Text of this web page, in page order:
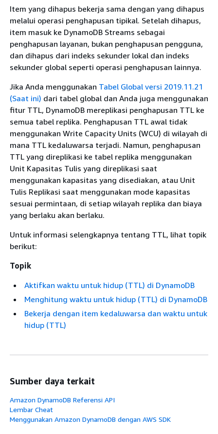
Item yang dihapus bekerja sama dengan yang dihapus
melalui operasi penghapusan tipikal. Setelah dihapus,
item masuk ke DynamoDB Streams sebagai
penghapusan layanan, bukan penghapusan pengguna,
dan dihapus dari indeks sekunder lokal dan indeks
sekunder global seperti operasi penghapusan lainnya.
Jika Anda menggunakan Tabel Global versi 2019.11.21
(Saat ini) dari tabel global dan Anda juga menggunakan
fitur TTL, DynamoDB mereplikasi penghapusan TTL ke
semua tabel replika. Penghapusan TTL awal tidak
menggunakan Write Capacity Units (WCU) di wilayah di
mana TTL kedaluwarsa terjadi. Namun, penghapusan
TTL yang direplikasi ke tabel replika menggunakan
Unit Kapasitas Tulis yang direplikasi saat
menggunakan kapasitas yang disediakan, atau Unit
Tulis Replikasi saat menggunakan mode kapasitas
sesuai permintaan, di setiap wilayah replika dan biaya
yang berlaku akan berlaku.
Untuk informasi selengkapnya tentang TTL, lihat topik
berikut:
Topik
Aktifkan waktu untuk hidup (TTL) di DynamoDB
Menghitung waktu untuk hidup (TTL) di DynamoDB
Bekerja dengan item kedaluwarsa dan waktu untuk
hidup (TTL)
Sumber daya terkait
Amazon DynamoDB Referensi API
Lembar Cheat
Menggunakan Amazon DynamoDB dengan AWS SDK